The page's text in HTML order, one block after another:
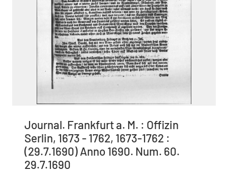
Journal. Frankfurt a. M. : Offizin
Serlin, 1673 - 1762, 1673-1762 :
(29.7.1690) Anno 1690. Num. 60.
29.7.1690